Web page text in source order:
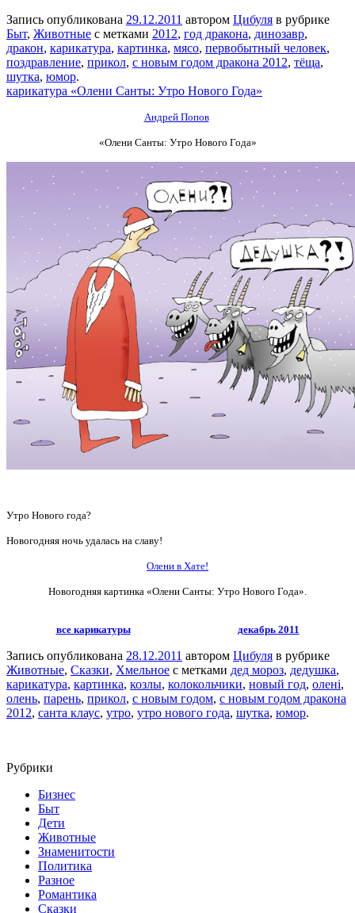
Запись опубликована 29.12.2011 автором Цибуля в рубрике
Быт, Животные с метками 2012, год дракона, динозавр,
дракон, карикатура, картинка, мясо, первобытный человек,
поздравление, прикол, с новым годом дракона 2012, тёща,
шутка, юмор.
карикатура «Олени Санты: Утро Нового Года»
Андрей Попов
«Олени Санты: Утро Нового Года»
Утро Нового года?
Новогодняя ночь удалась на славу!
Олени в Хате!
Новогодняя картинка «Олени Санты: Утро Нового Года».
все карикатуры декабрь 2011
Запись опубликована 28.12.2011 автором Цибуля в рубрике
Животные, Сказки, Хмельное с метками дед мороз, дедушка,
карикатура, картинка, козлы, колокольчики, новый год, олені,
олень, парень, прикол, с новым годом, с новым годом дракона
2012, санта клаус, утро, утро нового года, шутка, юмор.
Рубрики
Бизнес
Быт
Дети
Животные
Знаменитости
Политика
Разное
Романтика
Сказки